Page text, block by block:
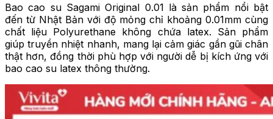
Bao cao su Sagami Original 0.01 là sản phẩm nổi bật
đến từ Nhật Bản với độ mỏng chỉ khoảng 0.01mm cùng
chất liệu Polyurethane không chứa latex. Sản phẩm
giúp truyền nhiệt nhanh, mang lại cảm giác gần gũi chân
thật hơn, đồng thời phù hợp với người dễ bị kích ứng với
bao cao su latex thông thường.